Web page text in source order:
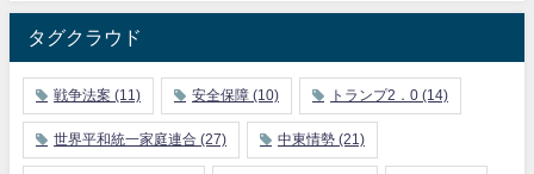
タグクラウド
戦争法案 (11) 安全保障 (10) トランプ2．0 (14)
世界平和統一家庭連合 (27) 中東情勢 (21)